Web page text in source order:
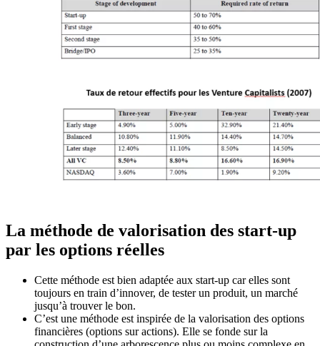
La méthode de valorisation des start-up
par les options réelles
Cette méthode est bien adaptée aux start-up car elles sont
toujours en train d’innover, de tester un produit, un marché
jusqu’à trouver le bon.
C’est une méthode est inspirée de la valorisation des options
financières (options sur actions). Elle se fonde sur la